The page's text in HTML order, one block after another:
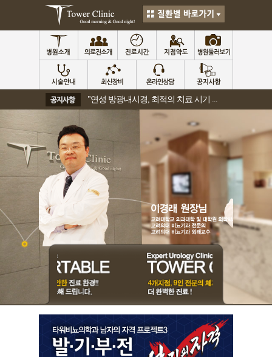
"연성 방광내시경, 최적의 치료 시기 ...